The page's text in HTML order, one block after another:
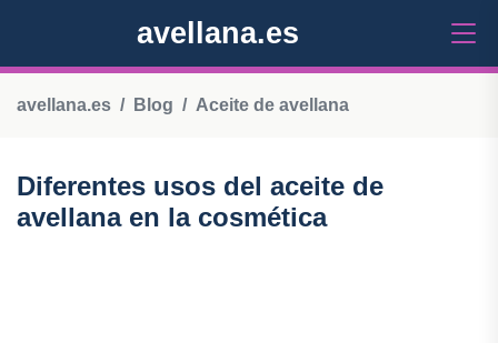
avellana.es
avellana.es Blog Aceite de avellana
Diferentes usos del aceite de
avellana en la cosmética